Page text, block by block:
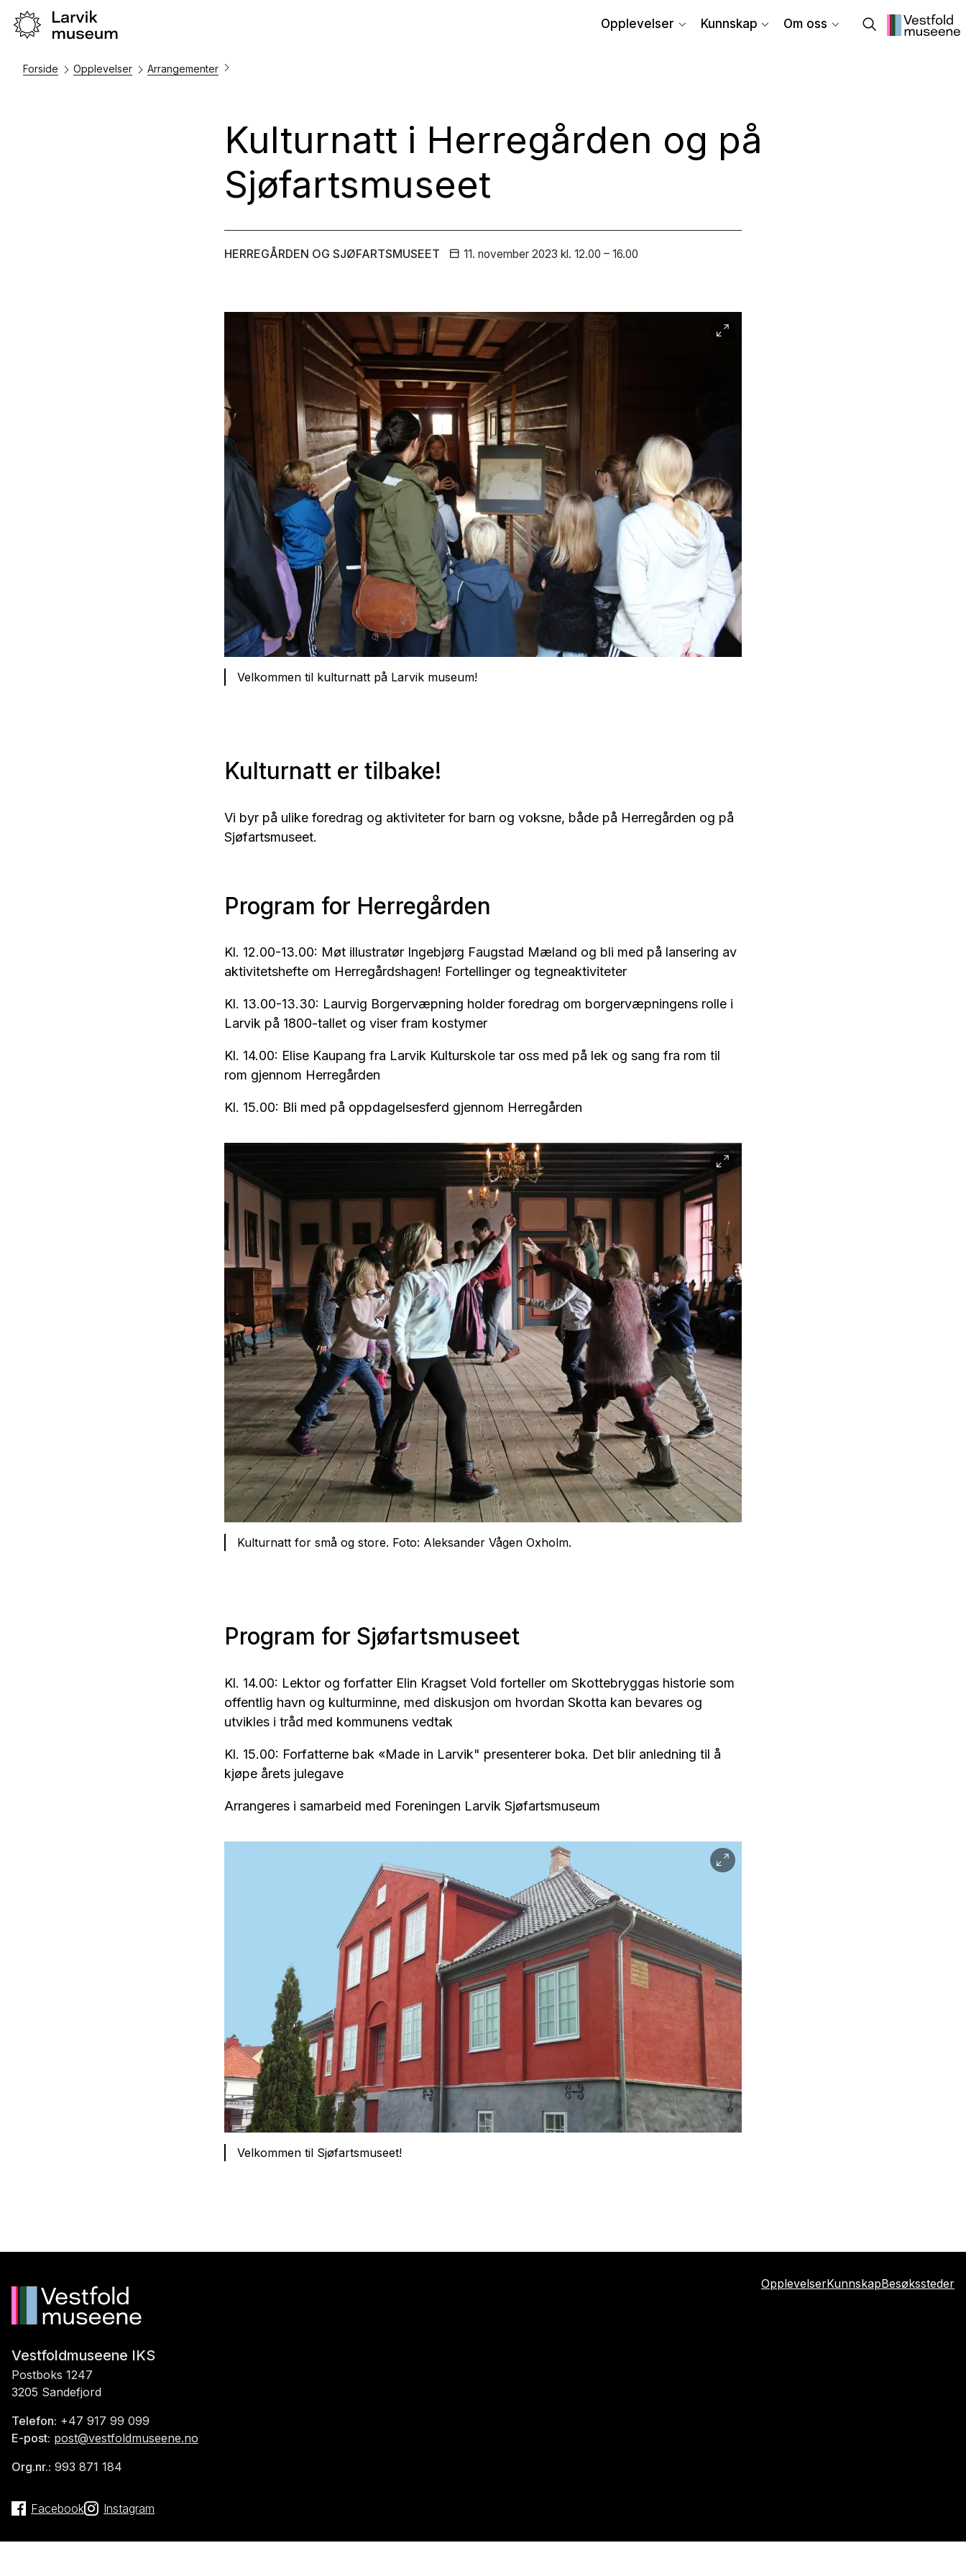
Opplevelser Kunnskap Om oss
Forside Opplevelser Arrangementer
Kulturnatt i Herregården og på
Sjøfartsmuseet
HERREGÅRDEN OG SJØFARTSMUSEET 11. november 2023 kl. 12.00 – 16.00
Velkommen til kulturnatt på Larvik museum!
Kulturnatt er tilbake!
Vi byr på ulike foredrag og aktiviteter for barn og voksne, både på Herregården og på
Sjøfartsmuseet.
Program for Herregården
Kl. 12.00-13.00: Møt illustratør Ingebjørg Faugstad Mæland og bli med på lansering av
aktivitetshefte om Herregårdshagen! Fortellinger og tegneaktiviteter
Kl. 13.00-13.30: Laurvig Borgervæpning holder foredrag om borgervæpningens rolle i
Larvik på 1800-tallet og viser fram kostymer
Kl. 14.00: Elise Kaupang fra Larvik Kulturskole tar oss med på lek og sang fra rom til
rom gjennom Herregården
Kl. 15.00: Bli med på oppdagelsesferd gjennom Herregården
Kulturnatt for små og store. Foto: Aleksander Vågen Oxholm.
Program for Sjøfartsmuseet
Kl. 14.00: Lektor og forfatter Elin Kragset Vold forteller om Skottebryggas historie som
offentlig havn og kulturminne, med diskusjon om hvordan Skotta kan bevares og
utvikles i tråd med kommunens vedtak
Kl. 15.00: Forfatterne bak «Made in Larvik" presenterer boka. Det blir anledning til å
kjøpe årets julegave
Arrangeres i samarbeid med Foreningen Larvik Sjøfartsmuseum
Velkommen til Sjøfartsmuseet!
OpplevelserKunnskapBesøkssteder
Vestfoldmuseene IKS
Postboks 1247
3205 Sandefjord
Telefon: +47 917 99 099
E-post: post@vestfoldmuseene.no
Org.nr.: 993 871 184
Facebook Instagram